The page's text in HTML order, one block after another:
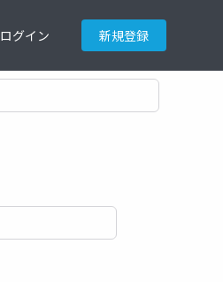
ログイン 新規登録